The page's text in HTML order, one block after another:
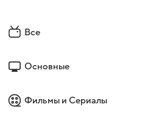
Все
Основные
Фильмы и Сериалы